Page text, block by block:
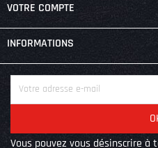
VOTRE COMPTE
INFORMATIONS
Vous pouvez vous désinscrire à